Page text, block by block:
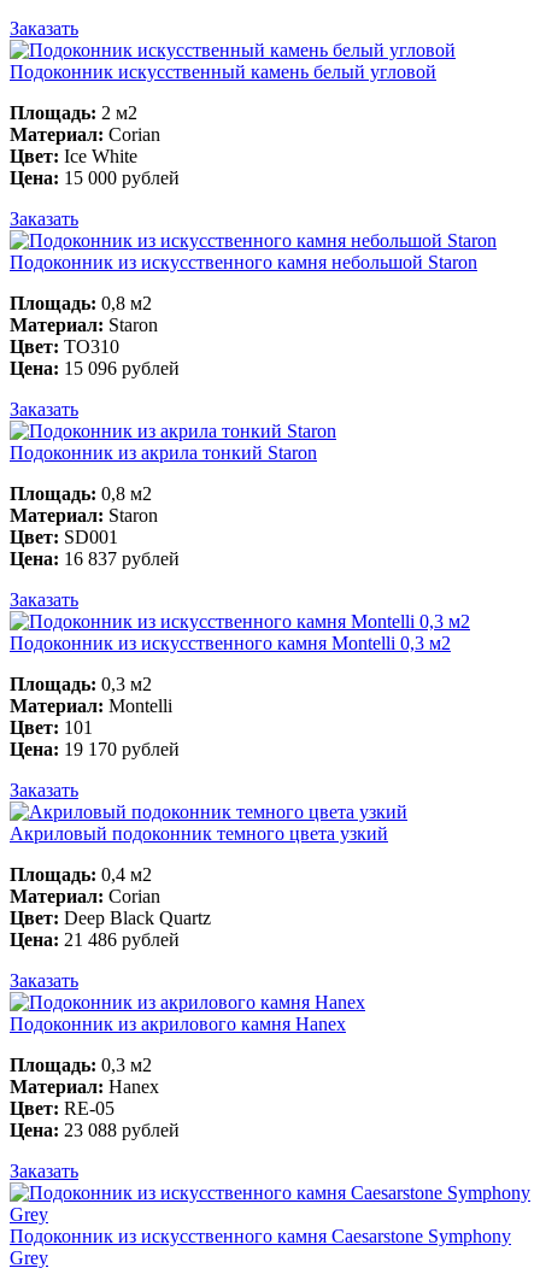
Заказать
Подоконник искусственный камень белый угловой
Площадь: 2 м2
Материал: Corian
Цвет: Ice White
Цена: 15 000 рублей
Заказать
Подоконник из искусственного камня небольшой Staron
Площадь: 0,8 м2
Материал: Staron
Цвет: TO310
Цена: 15 096 рублей
Заказать
Подоконник из акрила тонкий Staron
Площадь: 0,8 м2
Материал: Staron
Цвет: SD001
Цена: 16 837 рублей
Заказать
Подоконник из искусственного камня Montelli 0,3 м2
Площадь: 0,3 м2
Материал: Montelli
Цвет: 101
Цена: 19 170 рублей
Заказать
Акриловый подоконник темного цвета узкий
Площадь: 0,4 м2
Материал: Corian
Цвет: Deep Black Quartz
Цена: 21 486 рублей
Заказать
Подоконник из акрилового камня Hanex
Площадь: 0,3 м2
Материал: Hanex
Цвет: RE-05
Цена: 23 088 рублей
Заказать
Подоконник из искусственного камня Caesarstone Symphony
Grey